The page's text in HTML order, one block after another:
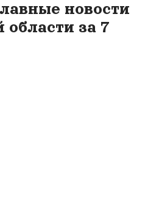
новости
области за 7